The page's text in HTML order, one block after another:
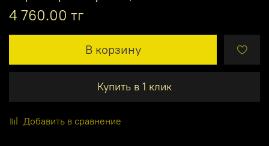
4 760.00 тг
В корзину
Купить в 1 клик
Добавить в сравнение